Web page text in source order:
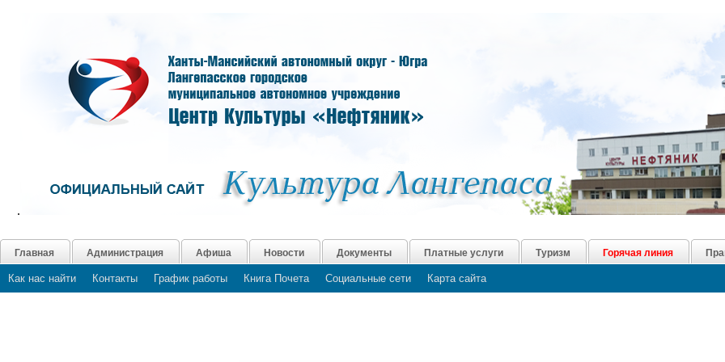
.
Главная
Как нас найти Контакты График работы Книга Почета Социальные сети Карта сайта
Администрация Афиша Новости Документы Платные услуги Туризм Горячая линия